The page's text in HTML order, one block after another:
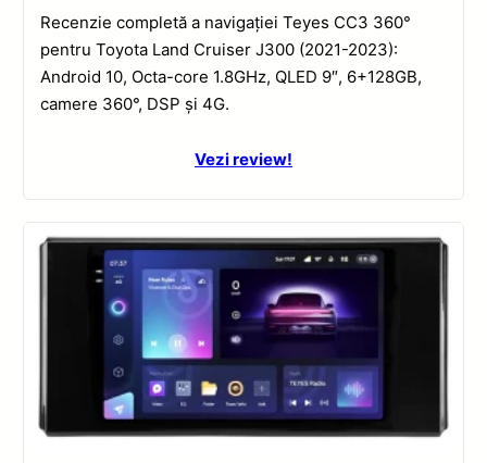
Recenzie completă a navigației Teyes CC3 360°
pentru Toyota Land Cruiser J300 (2021-2023):
Android 10, Octa-core 1.8GHz, QLED 9″, 6+128GB,
camere 360°, DSP și 4G.
Vezi review!